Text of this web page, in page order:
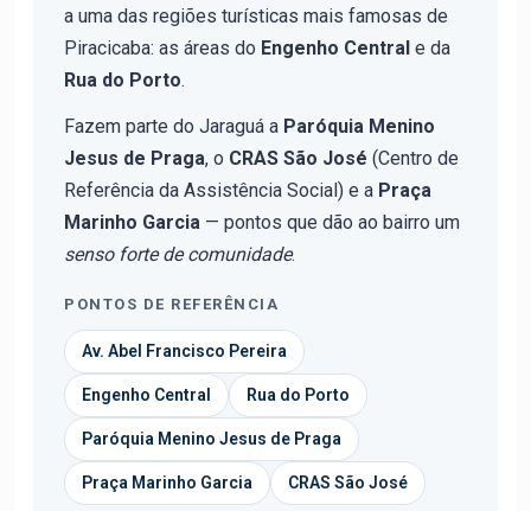
a uma das regiões turísticas mais famosas de
Piracicaba: as áreas do Engenho Central e da
Rua do Porto.
Fazem parte do Jaraguá a Paróquia Menino
Jesus de Praga, o CRAS São José (Centro de
Referência da Assistência Social) e a Praça
Marinho Garcia — pontos que dão ao bairro um
senso forte de comunidade.
PONTOS DE REFERÊNCIA
Av. Abel Francisco Pereira
Engenho Central Rua do Porto
Paróquia Menino Jesus de Praga
Praça Marinho Garcia CRAS São José